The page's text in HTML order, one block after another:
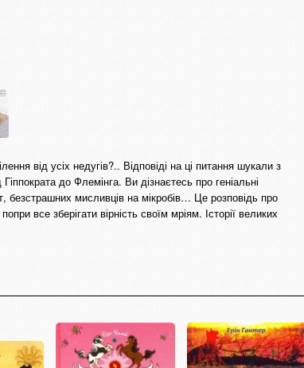
від усіх недугів?.. Відповіді на ці питання шукали з
до Флемінга. Ви дізнаєтесь про геніальні
безстрашних мисливців на мікробів… Це розповідь про
все зберігати вірність своїм мріям. Історії великих